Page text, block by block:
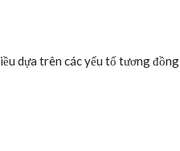
dựa trên các yếu tố tương đồng